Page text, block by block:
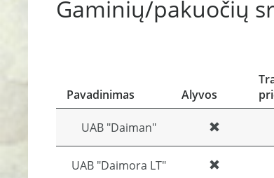
Gaminių/pakuočių
Pavadinimas Alyvos
UAB "Daiman"
UAB "Daimora LT"